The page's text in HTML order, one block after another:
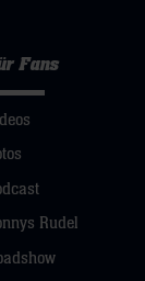
Fans
Rudel